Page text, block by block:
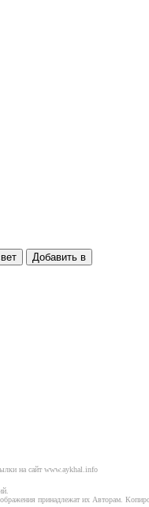
Добавить в
на сайт www.aykhal.info
принадлежат их Авторам.